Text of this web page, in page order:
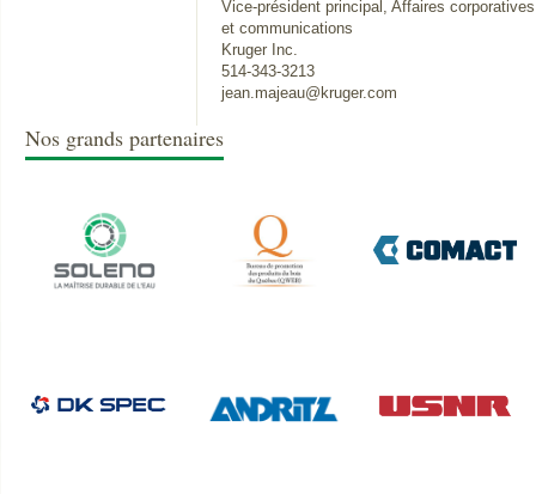
Vice-président principal, Affaires corporatives
et communications
Kruger Inc.
514-343-3213
jean.majeau@kruger.com
Nos grands partenaires